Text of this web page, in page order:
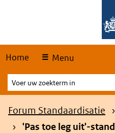
Home Menu
Voer
uw
zoekterm
Kruimelpad
Forum Standaardisatie
'Pas toe leg uit'-